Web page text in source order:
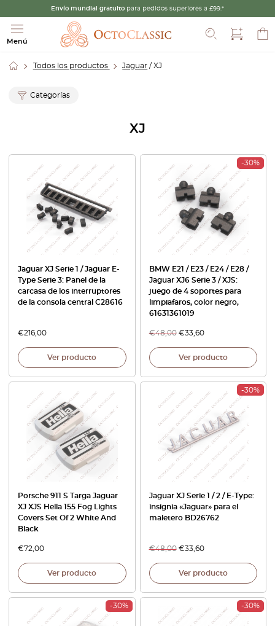
Envío mundial gratuito para pedidos superiores a £99.*
Menú
Todos los productos Jaguar / XJ
Categorías
XJ
Jaguar XJ Serie 1 / Jaguar E-
Type Serie 3: Panel de la
carcasa de los interruptores
de la consola central C28616
€216,00
Ver producto
-30%
BMW E21 / E23 / E24 / E28 /
Jaguar XJ6 Serie 3 / XJS:
juego de 4 soportes para
limpiafaros, color negro,
61631361019
€48,00 €33,60
Ver producto
Porsche 911 S Targa Jaguar
XJ XJS Hella 155 Fog Lights
Covers Set Of 2 White And
Black
€72,00
Ver producto
-30%
Jaguar XJ Serie 1 / 2 / E-Type:
insignia «Jaguar» para el
maletero BD26762
€48,00 €33,60
Ver producto
-30% -30%